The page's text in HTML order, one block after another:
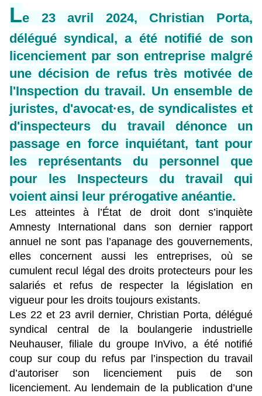
Le 23 avril 2024, Christian Porta,
délégué syndical, a été notifié de son
licenciement par son entreprise malgré
une décision de refus très motivée de
l'Inspection du travail. Un ensemble de
juristes, d'avocat·es, de syndicalistes et
d'inspecteurs du travail dénonce un
passage en force inquiétant, tant pour
les représentants du personnel que
pour les Inspecteurs du travail qui
voient ainsi leur prérogative anéantie.
Les atteintes à l’État de droit dont s’inquiète
Amnesty International dans son dernier rapport
annuel ne sont pas l’apanage des gouvernements,
elles concernent aussi les entreprises, où se
cumulent recul légal des droits protecteurs pour les
salariés et refus de respecter la législation en
vigueur pour les droits toujours existants.
Les 22 et 23 avril dernier, Christian Porta, délégué
syndical central de la boulangerie industrielle
Neuhauser, filiale du groupe InVivo, a été notifié
coup sur coup du refus par l’inspection du travail
d’autoriser son licenciement puis de son
licenciement. Au lendemain de la publication d’une